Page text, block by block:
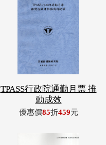
TPASS行政院通勤月票 推
動成效
優惠價85折459元